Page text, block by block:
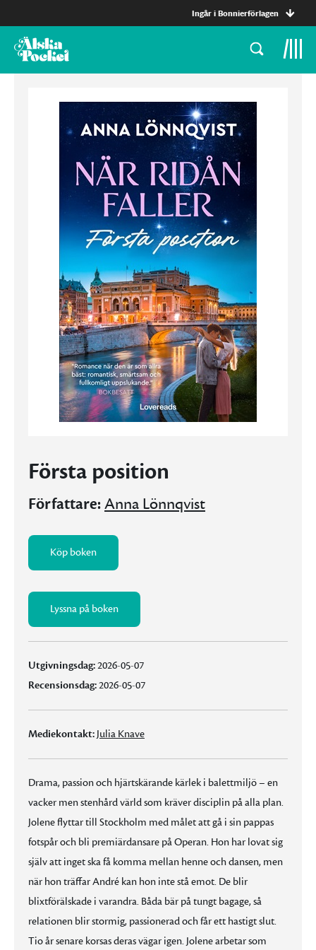
Ingår i Bonnierförlagen
Första position
Författare:Anna Lönnqvist
Köp boken
Lyssna på boken
Utgivningsdag:2026-05-07
Recensionsdag:2026-05-07
Mediekontakt:Julia Knave
Drama, passion och hjärtskärande kärlek i balettmiljö – en
vacker men stenhård värld som kräver disciplin på alla plan.
Jolene flyttar till Stockholm med målet att gå i sin pappas
fotspår och bli premiärdansare på Operan. Hon har lovat sig
själv att inget ska få komma mellan henne och dansen, men
när hon träffar André kan hon inte stå emot. De blir
blixtförälskade i varandra. Båda bär på tungt bagage, så
relationen blir stormig, passionerad och får ett hastigt slut.
Tio år senare korsas deras vägar igen. Jolene arbetar som